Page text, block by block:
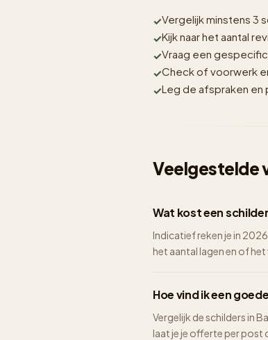
Vergelijk minstens 3
Kijk naar het aantal
Vraag een
Check of voorwerk
Leg de afspraken en
Veelgestelde
Wat kost een
Indicatief reken je in
het aantal lagen en of
Hoe vind ik een
Vergelijk de schilders in
laat je je offerte per post